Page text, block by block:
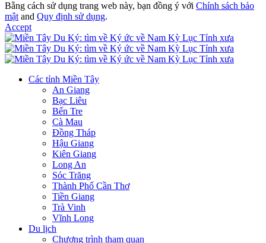
Bằng cách sử dụng trang web này, bạn đồng ý với Chính sách bảo
mật and Quy định sử dụng.
Accept
Các tỉnh Miền Tây
An Giang
Bạc Liêu
Bến Tre
Cà Mau
Đồng Tháp
Hậu Giang
Kiên Giang
Long An
Sóc Trăng
Thành Phố Cần Thơ
Tiền Giang
Trà Vinh
Vĩnh Long
Du lịch
Chương trình tham quan